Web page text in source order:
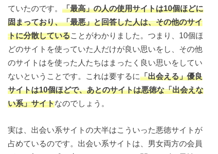
ていたのです。「最高」の人の使用サイトは10個ほどに
固まっており、「最悪」と回答した人は、その他のサイ
トに分散していることがわかりました。つまり、10個ほ
どのサイトを使っていた人だけが良い思いをし、その他
のサイトはを使った人たちはまったく良い思いをしてい
ないということです。これは要するに「出会える」優良
サイトは10個ほどで、あとのサイトは悪徳な「出会えな
い系」サイトなのでしょう。
実は、出会い系サイトの大半はこういった悪徳サイトが
占めているのです。出会い系サイトは、男女両方の会員